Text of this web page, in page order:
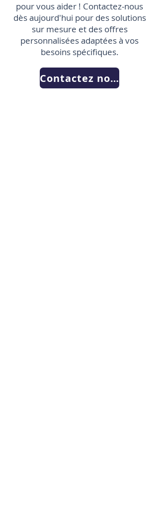
pour vous aider ! Contactez-nous
dès aujourd'hui pour des solutions
sur mesure et des offres
personnalisées adaptées à vos
besoins spécifiques.
Contactez nous